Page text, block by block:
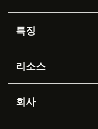
특징
Zendesk AI
Advanced Data Privacy &
Protection
리소스
API & 개발자
AI 리서치
회사